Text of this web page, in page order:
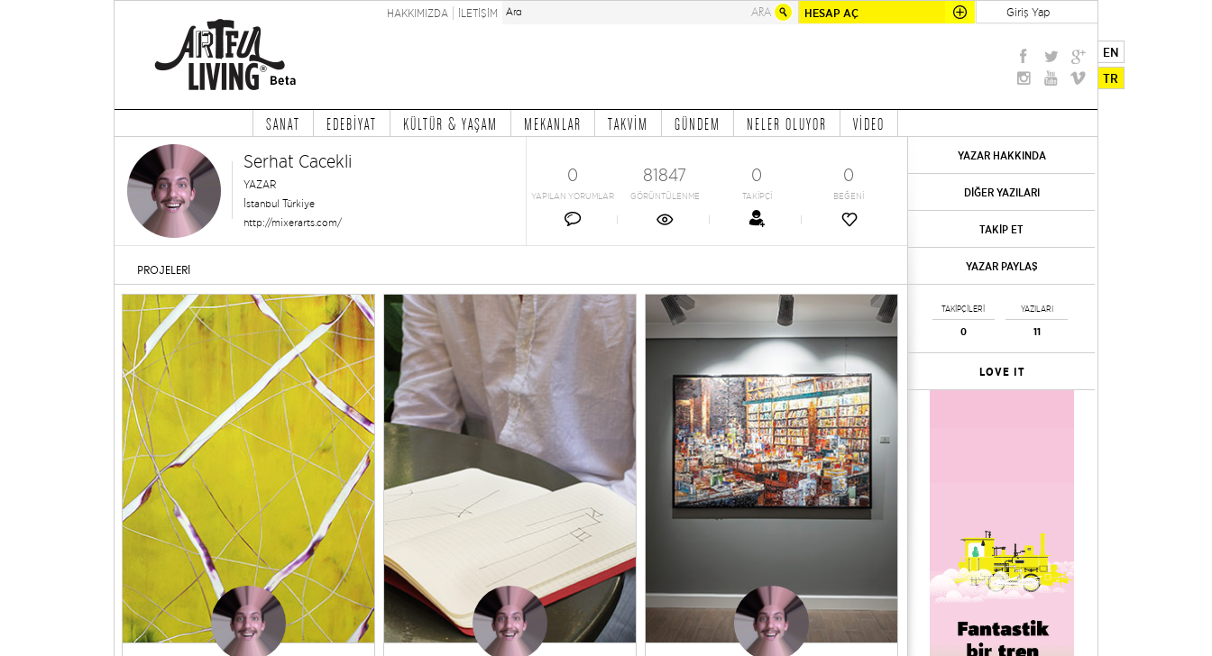
HESAP AÇ Giriş Yap
HAKKIMIZDA İLETİŞİM
EN
TR
SANAT EDEBİYAT KÜLTÜR & YAŞAM MEKANLAR TAKVİM GÜNDEM NELER OLUYOR VİDEO
Serhat Cacekli
YAZAR
İstanbul Türkiye
http://mixerarts.com/
0
YAPILAN YORUMLAR
81847
GÖRÜNTÜLENME
0
TAKİPÇİ
0
BEĞENİ
PROJELERİ
YAZAR HAKKINDA
DİĞER YAZILARI
TAKİP ET
YAZAR PAYLAŞ
TAKİPÇİLERİ
0
YAZILARI
11
LOVE IT